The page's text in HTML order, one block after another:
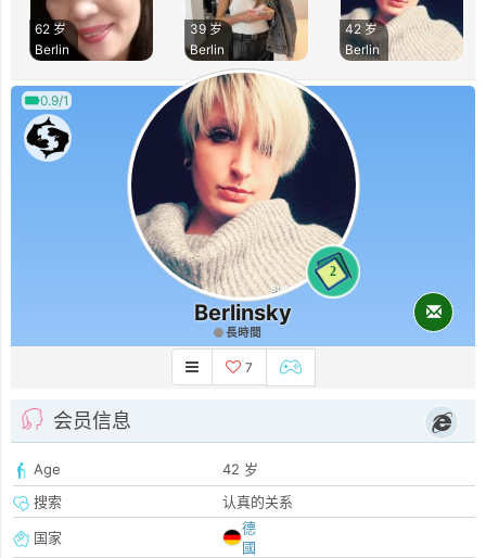
62 岁
Berlin
39 岁
Berlin
42 岁
Berlin
0.9/1
2
Berlinsky
長時間
7
会员信息
Age
42 岁
搜索
认真的关系
国家
德
國